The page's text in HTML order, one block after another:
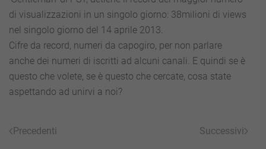
di visualizzazioni in un singolo giorno: 38milioni di views
nel singolo giorno del 14 aprile 2013.
Cifre da record, numeri da capogiro, per non parlare
anche dei numeri di iscritti ad alcuni canali. E quindi se è
questo che volete, se è questo che cercate, cosa state
aspettando ad unirvi a noi?
Precedenti Successivi